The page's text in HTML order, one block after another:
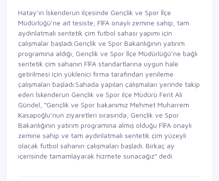
Hatay’ın İskenderun ilçesinde Gençlik ve Spor İlçe
Müdürlüğü’ne ait tesiste, FİFA onaylı zemine sahip, tam
aydınlatmalı sentetik çim futbol sahası yapımı için
çalışmalar başladı.Gençlik ve Spor Bakanlığının yatırım
programına aldığı, Gençlik ve Spor İlçe Müdürlüğü’ne bağlı
sentetik çim sahanın FİFA standartlarına uygun hale
getirilmesi için yüklenici firma tarafından yenileme
çalışmaları başladı.Sahada yapılan çalışmaları yerinde takip
eden İskenderun Gençlik ve Spor ilçe Müdürü Ferit Ali
Gündel, “Gençlik ve Spor bakanımız Mehmet Muharrem
Kasapoğlu’nun ziyaretleri sırasında, Gençlik ve Spor
Bakanlığının yatırım programına almış olduğu FİFA onaylı
zemine sahip ve tam aydınlatmalı sentetik çim yüzeyli
olacak futbol sahanın çalışmaları başladı. Birkaç ay
içerisinde tamamlayarak hizmete sunacağız” dedi.